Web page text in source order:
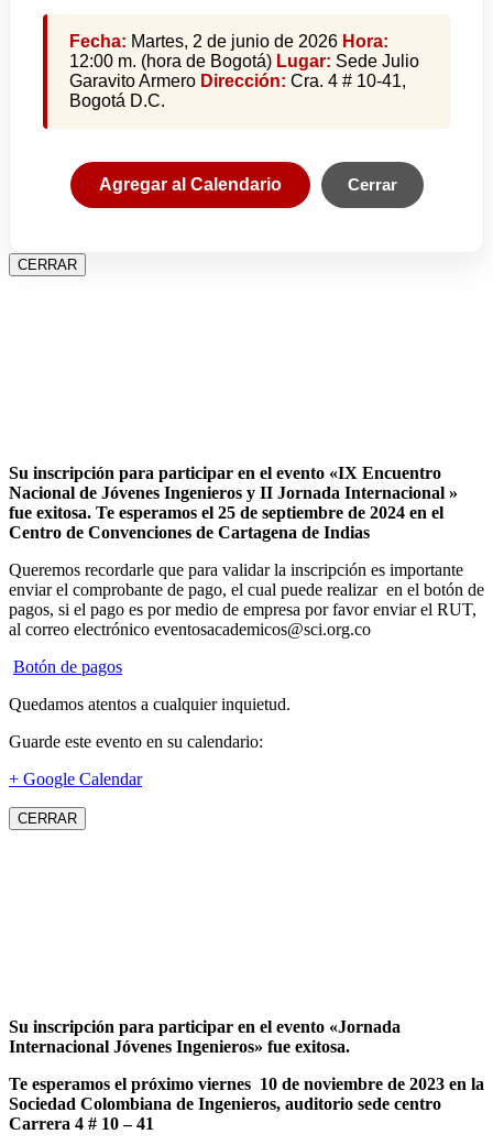
Fecha: Martes, 2 de junio de 2026 Hora:
12:00 m. (hora de Bogotá) Lugar: Sede Julio
Garavito Armero Dirección: Cra. 4 # 10-41,
Bogotá D.C.
Agregar al Calendario Cerrar
CERRAR
Su inscripción para participar en el evento «IX Encuentro
Nacional de Jóvenes Ingenieros y II Jornada Internacional »
fue exitosa. Te esperamos el 25 de septiembre de 2024 en el
Centro de Convenciones de Cartagena de Indias
Queremos recordarle que para validar la inscripción es importante
enviar el comprobante de pago, el cual puede realizar en el botón de
pagos, si el pago es por medio de empresa por favor enviar el RUT,
al correo electrónico eventosacademicos@sci.org.co
Botón de pagos
Quedamos atentos a cualquier inquietud.
Guarde este evento en su calendario:
+ Google Calendar
CERRAR
Su inscripción para participar en el evento «Jornada
Internacional Jóvenes Ingenieros» fue exitosa.
Te esperamos el próximo viernes 10 de noviembre de 2023 en la
Sociedad Colombiana de Ingenieros, auditorio sede centro
Carrera 4 # 10 – 41